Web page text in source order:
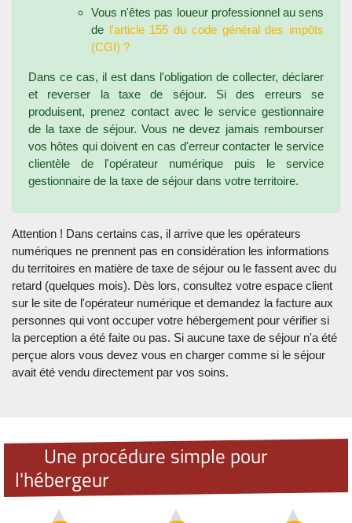
Vous n'êtes pas loueur professionnel au sens
de l'article 155 du code général des impôts
(CGI) ?
Dans ce cas, il est dans l'obligation de collecter, déclarer
et reverser la taxe de séjour. Si des erreurs se
produisent, prenez contact avec le service gestionnaire
de la taxe de séjour. Vous ne devez jamais rembourser
vos hôtes qui doivent en cas d'erreur contacter le service
clientèle de l'opérateur numérique puis le service
gestionnaire de la taxe de séjour dans votre territoire.
Attention ! Dans certains cas, il arrive que les opérateurs
numériques ne prennent pas en considération les informations
du territoires en matière de taxe de séjour ou le fassent avec du
retard (quelques mois). Dès lors, consultez votre espace client
sur le site de l'opérateur numérique et demandez la facture aux
personnes qui vont occuper votre hébergement pour vérifier si
la perception a été faite ou pas. Si aucune taxe de séjour n'a été
perçue alors vous devez vous en charger comme si le séjour
avait été vendu directement par vos soins.
Une procédure simple pour
l'hébergeur